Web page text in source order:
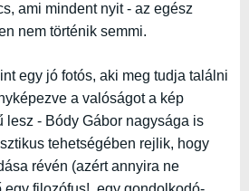
ami mindent nyit - az egész
nem történik semmi.
egy jó fotós, aki meg tudja találni
a valóságot a kép
lesz - Bódy Gábor nagysága is
tehetségében rejlik, hogy
révén (azért annyira ne